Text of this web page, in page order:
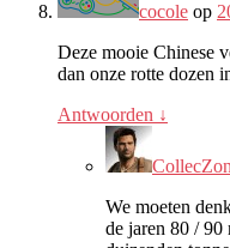
cocole op
Deze mooie Chinese
dan onze rotte dozen
Antwoorden ↓
We moeten
de jaren 80 / 90